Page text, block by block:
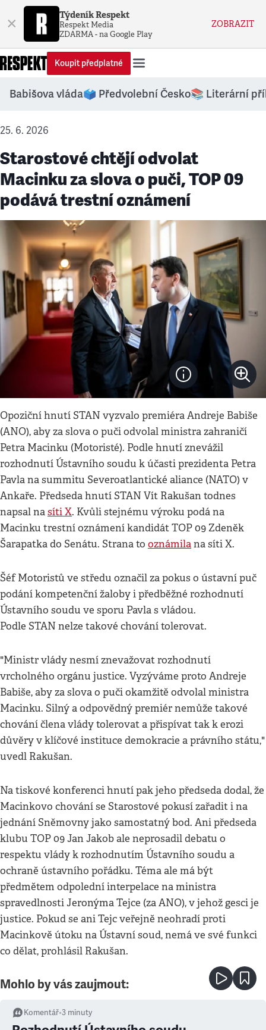
× Týdeník Respekt
Respekt Media
ZDARMA - na Google Play
ZOBRAZIT
Koupit předplatné
Babišova vláda🗳️ Předvolební Česko📚 Literární
25. 6. 2026
Starostové chtějí odvolat
Macinku za slova o puči, TOP 09
podává trestní oznámení
Opoziční hnutí STAN vyzvalo premiéra Andreje Babiše
(ANO), aby za slova o puči odvolal ministra zahraničí
Petra Macinku (Motoristé). Podle hnutí znevážil
rozhodnutí Ústavního soudu k účasti prezidenta Petra
Pavla na summitu Severoatlantické aliance (NATO) v
Ankaře. Předseda hnutí STAN Vít Rakušan todnes
napsal nasíti X. Kvůli stejnému výroku podá na
Macinku trestní oznámení kandidát TOP 09 Zdeněk
Šarapatka do Senátu. Strana to oznámilana síti X.
Šéf Motoristů ve středu označil za pokus o ústavní puč
podání kompetenční žaloby i předběžné rozhodnutí
Ústavního soudu ve sporu Pavla s vládou.
Podle STAN nelze takové chování tolerovat.
"Ministr vlády nesmí znevažovat rozhodnutí
vrcholného orgánu justice. Vyzýváme proto Andreje
Babiše, aby za slova o puči okamžitě odvolal ministra
Macinku. Silný a odpovědný premiér nemůže takové
chování člena vlády tolerovat a přispívat tak k erozi
důvěry v klíčové instituce demokracie a právního státu,"
uvedl Rakušan.
Na tiskové konferenci hnutí pak jeho předseda dodal, že
Macinkovo chování se Starostové pokusí zařadit i na
jednání Sněmovny jako samostatný bod. Ani předseda
klubu TOP 09 Jan Jakob ale neprosadil debatu o
respektu vlády k rozhodnutím Ústavního soudu a
ochraně ústavního pořádku. Téma ale má být
předmětem odpolední interpelace na ministra
spravedlnosti Jeronýma Tejce (za ANO), v jehož gesci je
justice. Pokud se ani Tejc veřejně neohradí proti
Macinkově útoku na Ústavní soud, nemá ve své funkci
co dělat, prohlásil Rakušan.
Mohlo by vás zaujmout:
Komentář•3 minuty